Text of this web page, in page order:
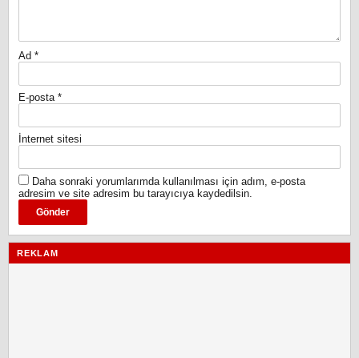
Ad *
E-posta *
İnternet sitesi
Daha sonraki yorumlarımda kullanılması için adım, e-posta
adresim ve site adresim bu tarayıcıya kaydedilsin.
REKLAM